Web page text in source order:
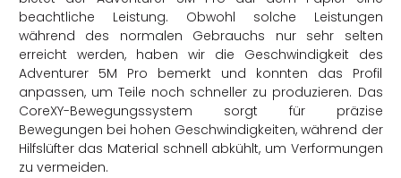
beachtliche Leistung. Obwohl solche Leistungen
während des normalen Gebrauchs nur sehr selten
erreicht werden, haben wir die Geschwindigkeit des
Adventurer 5M Pro bemerkt und konnten das Profil
anpassen, um Teile noch schneller zu produzieren. Das
CoreXY-Bewegungssystem sorgt für präzise
Bewegungen bei hohen Geschwindigkeiten, während der
Hilfslüfter das Material schnell abkühlt, um Verformungen
zu vermeiden.